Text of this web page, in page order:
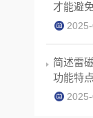
才能避
简述雷
功能特点